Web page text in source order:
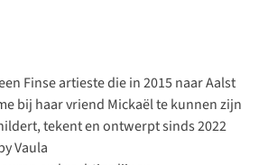
Finse artieste die in 2015 naar Aalst
bij haar vriend Mickaël te kunnen zijn
tekent en ontwerpt sinds 2022
Vaula